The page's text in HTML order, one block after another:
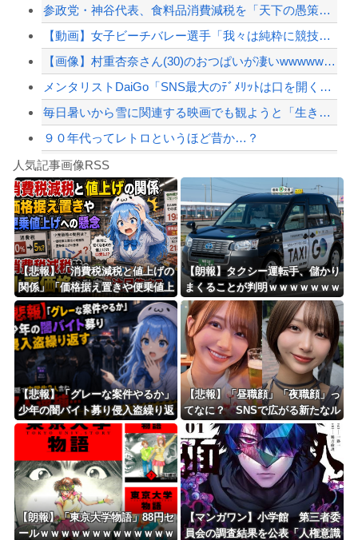
【悲報】嫁に15年間嘘つかれてて心が壊れてるから相手してくれ
【配信者】「金バエ」のSNS更新が1週間途絶え、様々な憶測が飛び交う。1週間ぶり...
【緊急速報】NYで警官が黒人男性の首を絞め、暴動第二波不可避へ
Powered by livedoor 相互RSS
参政党・神谷代表、食料品消費減税を「天下の愚策だ」と痛烈批判！
【動画】女子ビーチバレー選手「我々は純粋に競技をしてるので性的な目で見ないでくだ...
【画像】村重杏奈さん(30)のおつぱいが凄いwwwwwwwwwwww
メンタリストDaiGo「SNS最大のﾃﾞﾒﾘｯﾄは口を開く価値がない奴が発信でき...
毎日暑いから雪に関連する映画でも観ようと「生きてこそ」を借りたのね
９０年代ってレトロというほど昔か…？
白石「あ、あきら様……？」あきら「……白石」
8/4のニュース
日本旅行キャンセルすべきか…1万年ぶり史上最大級の火山の兆し＝韓国の反応
更新中止のお知らせ
海外「おめでとうタキ！」リヴァプール南野がバースデーゴール！！
Powered by livedoor 相互RSS
人気記事画像RSS
【悲報】「消費税減税と値上げの
関係」「価格据え置きや便乗値上
げへの懸念」 – 消費税減税時の
小売価格の動向に注目集まる
【朗報】タクシー運転手、儲かり
まくることが判明ｗｗｗｗｗｗｗ
ｗｗｗｗｗｗｗｗｗｗｗｗｗｗｗ
ｗｗｗ
【悲報】「グレーな案件やるか」
少年の闇バイト募り侵入盗繰り返
す 容疑で中学生2人含む7人逮
捕・・・
【悲報】「昼職顔」「夜職顔」っ
てなに？ SNSで広がる新たなル
ッキズム論争ｗｗｗｗｗｗｗ
【朗報】「東京大学物語」88円セ
ールｗｗｗｗｗｗｗｗｗｗｗｗｗ
【マンガワン】小学館 第三者委
員会の調査結果を公表「人権意識